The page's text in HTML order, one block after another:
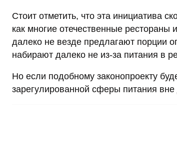
Стоит отметить, что эта инициатива
как многие отечественные
далеко не везде предлагают порции
набирают далеко не из-за питания в
Но если подобному законопроекту
зарегулированной сферы питания